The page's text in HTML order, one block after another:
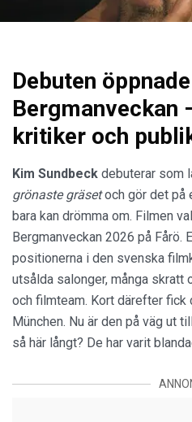
Debuten öppnade
Bergmanveckan
kritiker och
Kim Sundbeck debuterar som
grönaste gräsetoch gör det på
bara kan drömma om. Filmen
Bergmanveckan 2026 på
positionerna i den svenska
utsålda salonger, många skratt
och filmteam. Kort därefter fick
München. Nu är den på väg ut
så här långt? De har varit